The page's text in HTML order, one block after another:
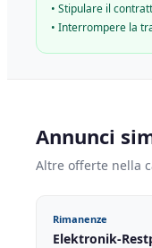
• Stipulare il
• Interrompere la
Annunci
Altre offerte nella
Rimanenze
Elektronik-